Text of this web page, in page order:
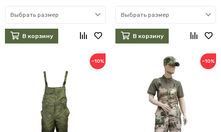
Выбрать размер
В корзину
Выбрать размер
В корзину
−10% −10%